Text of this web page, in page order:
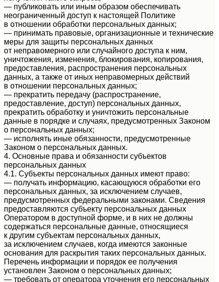
Контакты компании
Нексан в Москве
— публиковать или иным образом обеспечивать
неограниченный доступ к настоящей Политике
в отношении обработки персональных данных;
— принимать правовые, организационные и технические
меры для защиты персональных данных
от неправомерного или случайного доступа к ним,
уничтожения, изменения, блокирования, копирования,
предоставления, распространения персональных
данных, а также от иных неправомерных действий
в отношении персональных данных;
— прекратить передачу (распространение,
предоставление, доступ) персональных данных,
прекратить обработку и уничтожить персональные
данные в порядке и случаях, предусмотренных Законом
о персональных данных;
— исполнять иные обязанности, предусмотренные
Законом о персональных данных.
4. Основные права и обязанности субъектов
персональных данных
4.1. Субъекты персональных данных имеют право:
— получать информацию, касающуюся обработки его
персональных данных, за исключением случаев,
предусмотренных федеральными законами. Сведения
предоставляются субъекту персональных данных
Оператором в доступной форме, и в них не должны
содержаться персональные данные, относящиеся
к другим субъектам персональных данных,
за исключением случаев, когда имеются законные
основания для раскрытия таких персональных данных.
Перечень информации и порядок ее получения
установлен Законом о персональных данных;
— требовать от оператора уточнения его персональных